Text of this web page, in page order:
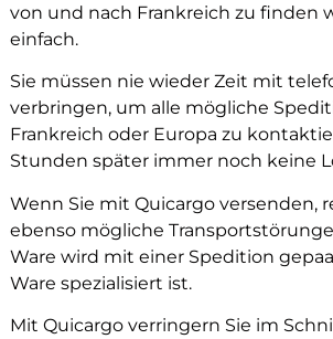
von und nach Frankreich zu finden
einfach.
Sie müssen nie wieder Zeit mit
verbringen, um alle mögliche
Frankreich oder Europa zu
Stunden später immer noch keine
Wenn Sie mit Quicargo versenden,
ebenso mögliche
Ware wird mit einer Spedition
Ware spezialisiert ist.
Mit Quicargo verringern Sie im